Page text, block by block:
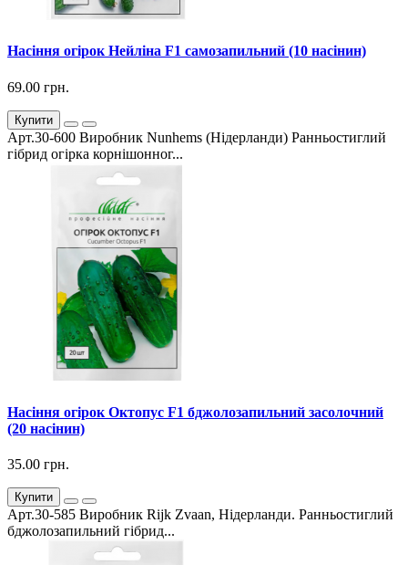
Насіння огірок Нейліна F1 самозапильний (10 насінин)
69.00 грн.
Купити
Арт.30-600 Виробник Nunhems (Нідерланди) Ранньостиглий
гібрид огірка корнішонног...
Насіння огірок Октопус F1 бджолозапильний засолочний
(20 насінин)
35.00 грн.
Купити
Арт.30-585 Виробник Rijk Zvaan, Нідерланди. Ранньостиглий
бджолозапильний гібрид...